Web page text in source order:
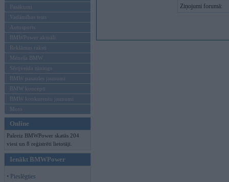
Pasākumi
Vadāmības tests
Autosports
BMWPower aktuāli
Reklāmas raksti
Mēneša BMW
Sērijveida tūnings
BMW pasaules jaunumi
BMW koncepti
BMW konkurentu jaunumi
Moto
Online
Pašreiz BMWPower skatās 204
viesi un 8 reģistrēti lietotāji.
Ienākt BMWPower
• Pieslēgties
Ziņojumi forumā: